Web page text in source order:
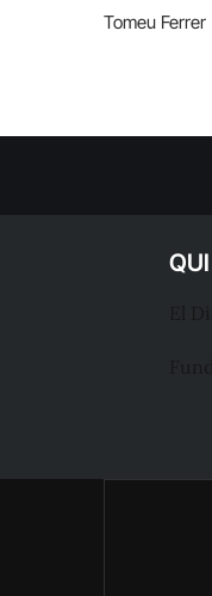
Tomeu Ferrer